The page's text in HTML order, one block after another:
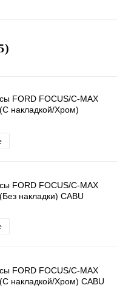
FORD FOCUS/C-MAX
накладкой/Хром)
FORD FOCUS/C-MAX
накладки) CABU
FORD FOCUS/C-MAX
накладкой/Хром) CABU